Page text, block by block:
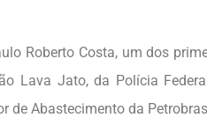
Roberto Costa, um dos
Lava Jato, da Polícia
de Abastecimento da